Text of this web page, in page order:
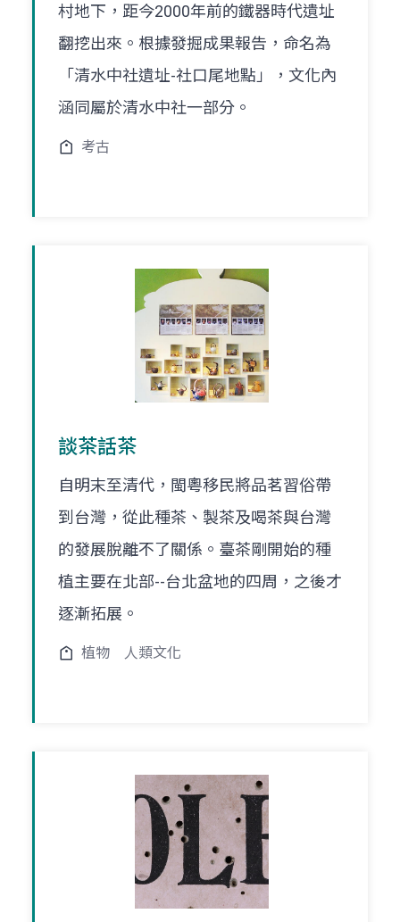
村地下，距今2000年前的鐵器時代遺址
翻挖出來。根據發掘成果報告，命名為
「清水中社遺址-社口尾地點」，文化內
涵同屬於清水中社一部分。
考古
談茶話茶
自明末至清代，閩粵移民將品茗習俗帶
到台灣，從此種茶、製茶及喝茶與台灣
的發展脫離不了關係。臺茶剛開始的種
植主要在北部--台北盆地的四周，之後才
逐漸拓展。
植物 人類文化